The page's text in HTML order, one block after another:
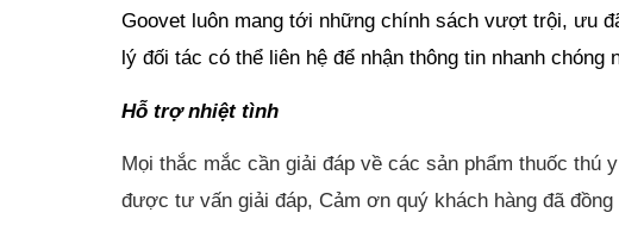
Goovet luôn mang tới những chính sách vượt trội, ưu
lý đối tác có thể liên hệ để nhận thông tin nhanh chóng
Hỗ trợ nhiệt tình
Mọi thắc mắc cần giải đáp về các sản phẩm thuốc thú
được tư vấn giải đáp, Cảm ơn quý khách hàng đã đồng